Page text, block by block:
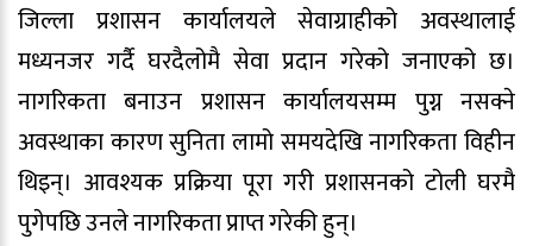
जिल्ला प्रशासन कार्यालयले सेवाग्राहीको अवस्थालाई
मध्यनजर गर्दै घरदैलोमै सेवा प्रदान गरेको जनाएको छ।
नागरिकता बनाउन प्रशासन कार्यालयसम्म पुग्न नसक्ने
अवस्थाका कारण सुनिता लामो समयदेखि नागरिकता विहीन
थिइन्। आवश्यक प्रक्रिया पूरा गरी प्रशासनको टोली घरमै
पुगेपछि उनले नागरिकता प्राप्त गरेकी हुन्।